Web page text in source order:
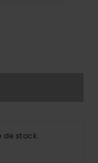
de stock.